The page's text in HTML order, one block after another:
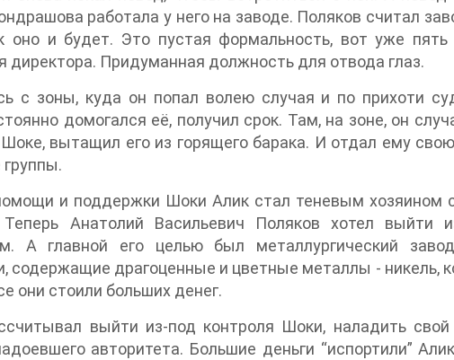
работала у него на заводе. Поляков считал
оно и будет. Это пустая формальность, вот уже
директора. Придуманная должность для отвода глаз.
с зоны, куда он попал волею случая и по прихоти
домогался её, получил срок. Там, на зоне, он
вытащил его из горящего барака. И отдал ему
и поддержки Шоки Алик стал теневым хозяином
Анатолий Васильевич Поляков хотел выйти
А главной его целью был металлургический
содержащие драгоценные и цветные металлы - никель,
они стоили больших денег.
выйти из-под контроля Шоки, наладить
авторитета. Большие деньги “испортили”